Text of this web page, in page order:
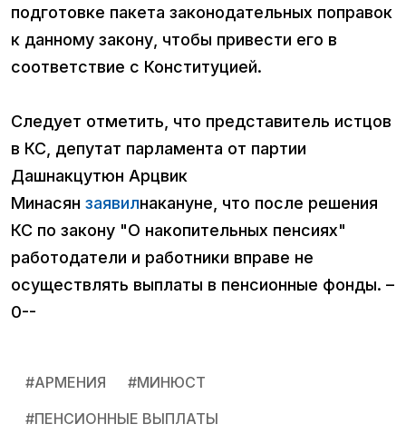
подготовке пакета законодательных поправок
к данному закону, чтобы привести его в
соответствие с Конституцией.
Следует отметить, что представитель истцов
в КС, депутат парламента от партии
Дашнакцутюн Арцвик
Минасян заявилнакануне, что после решения
КС по закону "О накопительных пенсиях"
работодатели и работники вправе не
осуществлять выплаты в пенсионные фонды. –
0--
#АРМЕНИЯ #МИНЮСТ
#ПЕНСИОННЫЕ ВЫПЛАТЫ